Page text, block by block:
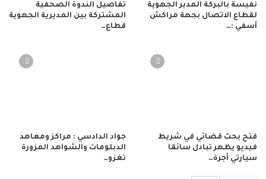
نفيسة بالبركة المدير الجهوية
لقطاع الاتصال بجهة مراكش
آسفي :…
تفاصيل الندوة الصحفية
المشتركة بين المديرية الجهوية
قطاع…
فتح بحث قضائي في شريط
فيديو يظهر تبادل سائقا
سيارتي أجرة…
جواد الدادسي : مراكز ومعاهد
الدبلومات والشواهد المزورة
تغزو…